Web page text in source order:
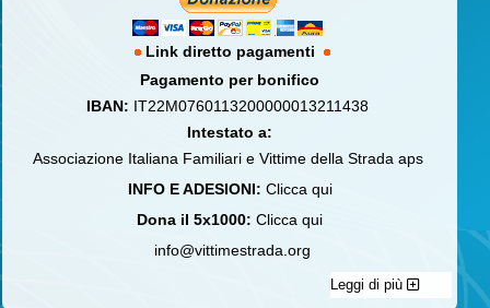
Link diretto pagamenti
Pagamento per bonifico
IBAN: IT22M0760113200000013211438
Intestato a:
Associazione Italiana Familiari e Vittime della Strada aps
INFO E ADESIONI: Clicca qui
Dona il 5x1000: Clicca qui
info@vittimestrada.org
Leggi di più